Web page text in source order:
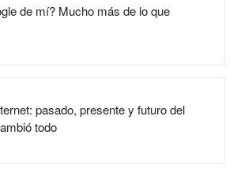
de mí? Mucho más de lo que
pasado, presente y futuro del
todo